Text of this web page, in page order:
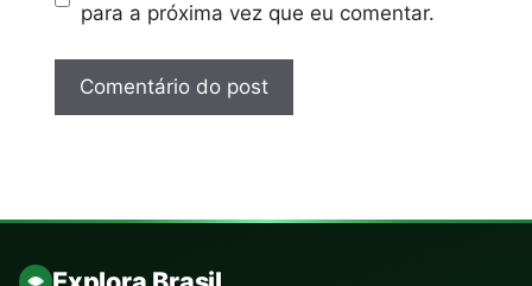
para a próxima vez que eu comentar.